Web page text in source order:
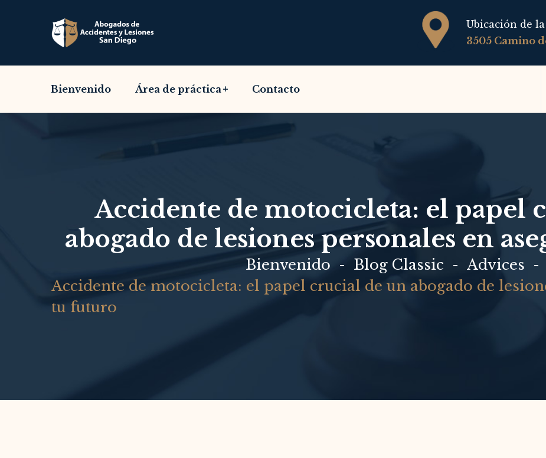
Ubicación de
3505 Camino
Bienvenido Área de práctica Contacto
Accidente de motocicleta: el papel
abogado de lesiones personales en
Bienvenido Blog Classic
Advices
Accidente de motocicleta: el papel crucial de un abogado de
tu futuro